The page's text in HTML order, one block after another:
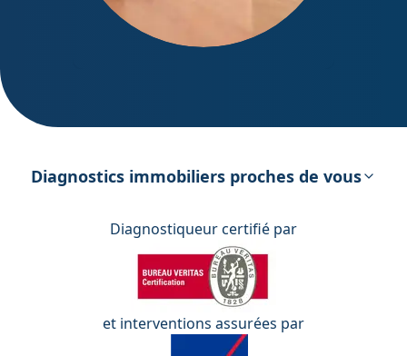
énergétique
Diagnostics immobiliers proches de vous
Diagnostiqueur certifié par
et interventions assurées par